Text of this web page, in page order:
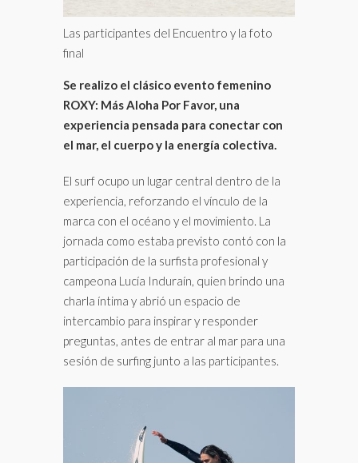
Las participantes del Encuentro y la foto
final
Se realizo el clásico evento femenino
ROXY: Más Aloha Por Favor, una
experiencia pensada para conectar con
el mar, el cuerpo y la energía colectiva.
El surf ocupo un lugar central dentro de la
experiencia, reforzando el vínculo de la
marca con el océano y el movimiento. La
jornada como estaba previsto contó con la
participación de la surfista profesional y
campeona Lucía Induraín, quien brindo una
charla íntima y abrió un espacio de
intercambio para inspirar y responder
preguntas, antes de entrar al mar para una
sesión de surfing junto a las participantes.